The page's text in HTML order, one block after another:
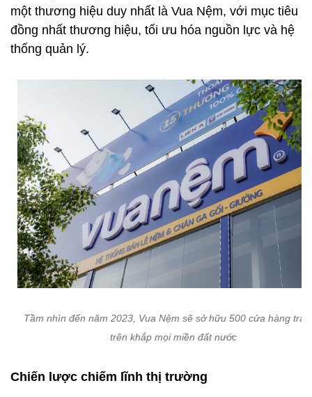
một thương hiệu duy nhất là Vua Nệm, với mục tiêu
đồng nhất thương hiệu, tối ưu hóa nguồn lực và hệ
thống quản lý.
Tầm nhìn đến năm 2023, Vua Nệm sẽ sở hữu 500 cửa hàng trải
trên khắp mọi miền đất nước
Chiến lược chiếm lĩnh thị trường